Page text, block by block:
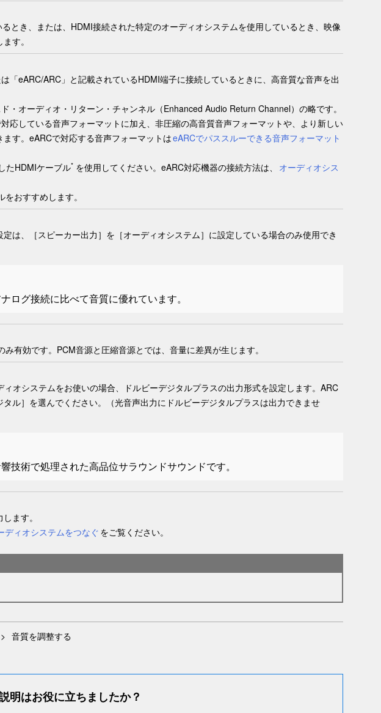
とき、または、HDMI接続された特定のオーディオシステムを使用しているとき、映像
す。
「eARC/ARC」と記載されているHDMI端子に接続しているときに、高音質な音声を出
・オーディオ・リターン・チャンネル（Enhanced Audio Return Channel）の略です。
応している音声フォーマットに加え、非圧縮の高音質音声フォーマットや、より新しい
す。eARCで対応する音声フォーマットはeARCでパススルーできる音声フォーマット
たHDMIケーブル* を使用してください。eARC対応機器の接続方法は、
オーディオシス
をおすすめします。
は、［スピーカー出力 ］を［オーディオシステム］に設定している場合のみ使用でき
ログ接続に比べて音質に優れています。
有効です。PCM音源と圧縮音源とでは、音量に差異が生じます。
オシステムをお使いの場合、ドルビーデジタルプラスの出力形式を設定します。ARC
タル］を選んでください。（光音声出力にドルビーデジタルプラスは出力できませ
技術で処理された高品位サラウンドサウンドです。
ます。
ディオシステムをつなぐをご覧ください。
音質を調整する
明はお役に立ちましたか？